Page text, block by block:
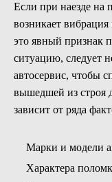
Если при наезде на
возникает
это явный признак
ситуацию, следует
автосервис, чтобы
вышедшей из строя
зависит от ряда
Марки и модели
Характера